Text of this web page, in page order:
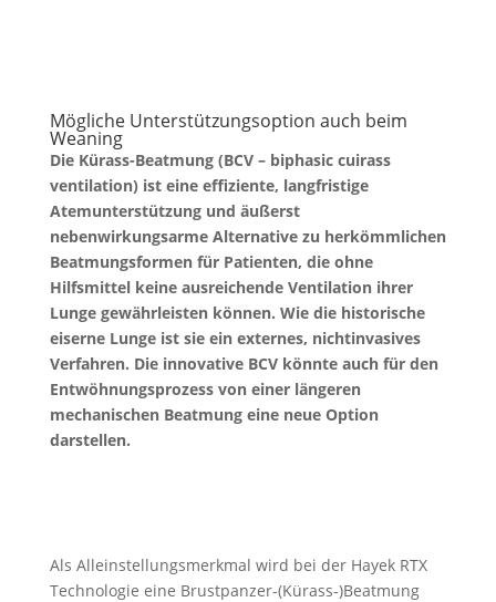
Mögliche Unterstützungsoption auch beim
Weaning
Die Kürass-Beatmung (BCV – biphasic cuirass
ventilation) ist eine effiziente, langfristige
Atemunterstützung und äußerst
nebenwirkungsarme Alternative zu herkömmlichen
Beatmungsformen für Patienten, die ohne
Hilfsmittel keine ausreichende Ventilation ihrer
Lunge gewährleisten können. Wie die historische
eiserne Lunge ist sie ein externes, nichtinvasives
Verfahren. Die innovative BCV könnte auch für den
Entwöhnungsprozess von einer längeren
mechanischen Beatmung eine neue Option
darstellen.
Als Alleinstellungsmerkmal wird bei der Hayek RTX
Technologie eine Brustpanzer-(Kürass-)Beatmung